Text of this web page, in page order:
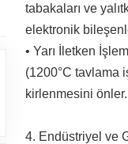
tabakaları ve
elektronik
• Yarı İletken
(1200°C tavlama
kirlenmesini önler.
4. Endüstriyel ve